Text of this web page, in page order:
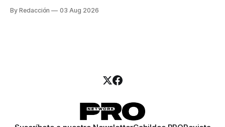
artesanal, ingredientes de calidad y experiencias que
By Redacción 03 Aug 2026